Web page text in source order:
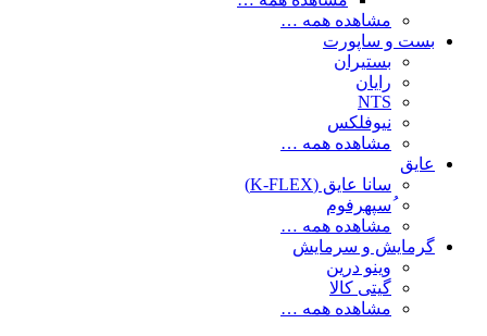
مشاهده همه …
بست و ساپورت
بستیران
رایان
NTS
نیوفلکس
مشاهده همه …
عایق
سانا عایق (K-FLEX)
ُسپهرفوم
مشاهده همه …
گرمایش و سرمایش
وینو درین
گیتی کالا
مشاهده همه …